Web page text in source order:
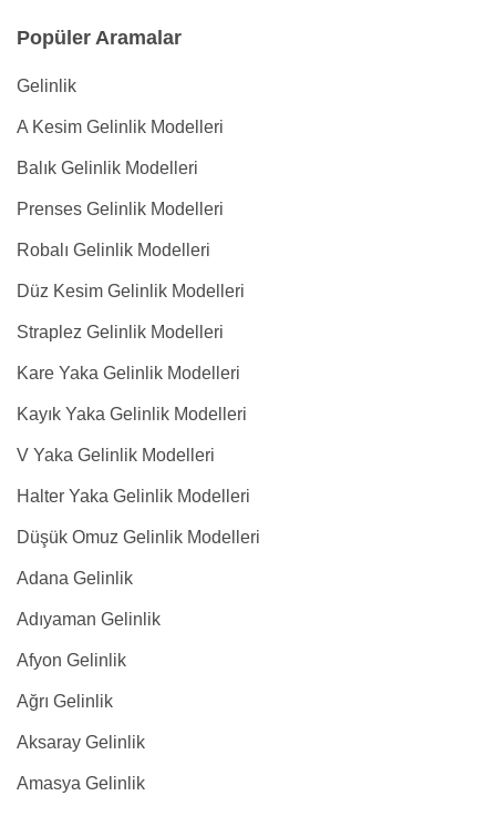
Popüler Aramalar
Gelinlik
A Kesim Gelinlik Modelleri
Balık Gelinlik Modelleri
Prenses Gelinlik Modelleri
Robalı Gelinlik Modelleri
Düz Kesim Gelinlik Modelleri
Straplez Gelinlik Modelleri
Kare Yaka Gelinlik Modelleri
Kayık Yaka Gelinlik Modelleri
V Yaka Gelinlik Modelleri
Halter Yaka Gelinlik Modelleri
Düşük Omuz Gelinlik Modelleri
Adana Gelinlik
Adıyaman Gelinlik
Afyon Gelinlik
Ağrı Gelinlik
Aksaray Gelinlik
Amasya Gelinlik